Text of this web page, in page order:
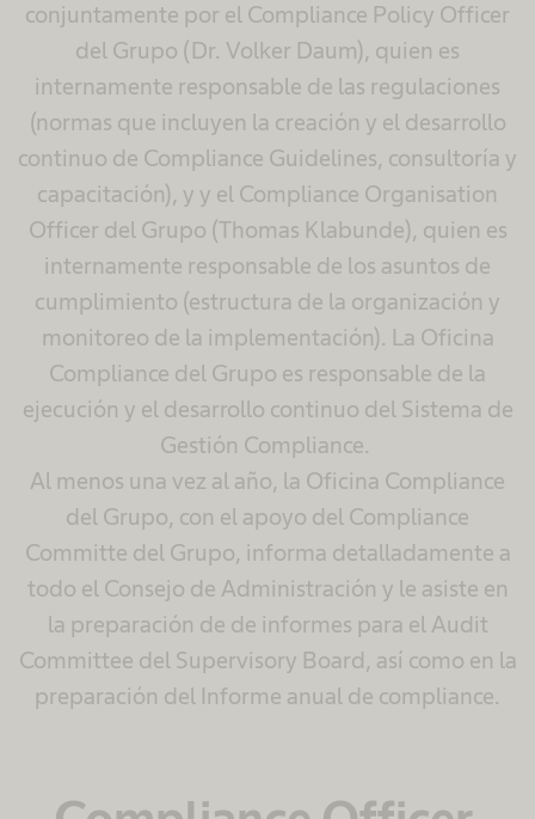
conjuntamente por el Compliance Policy Officer
del Grupo (Dr. Volker Daum), quien es
internamente responsable de las regulaciones
(normas que incluyen la creación y el desarrollo
continuo de Compliance Guidelines, consultoría y
capacitación), y y el Compliance Organisation
Officer del Grupo (Thomas Klabunde), quien es
internamente responsable de los asuntos de
cumplimiento (estructura de la organización y
monitoreo de la implementación). La Oficina
Compliance del Grupo es responsable de la
ejecución y el desarrollo continuo del Sistema de
Gestión Compliance.
Al menos una vez al año, la Oficina Compliance
del Grupo, con el apoyo del Compliance
Committe del Grupo, informa detalladamente a
todo el Consejo de Administración y le asiste en
la preparación de de informes para el Audit
Committee del Supervisory Board, así como en la
preparación del Informe anual de compliance.